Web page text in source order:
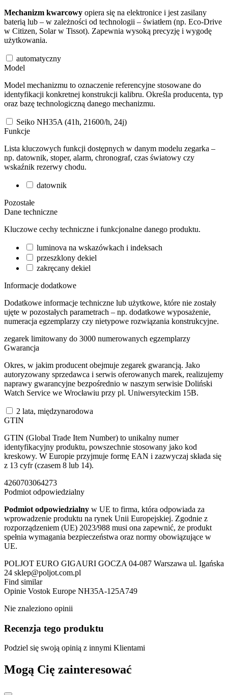
Mechanizm kwarcowy opiera się na elektronice i jest zasilany
baterią lub – w zależności od technologii – światłem (np. Eco-Drive
w Citizen, Solar w Tissot). Zapewnia wysoką precyzję i wygodę
użytkowania.
automatyczny
Model
Model mechanizmu to oznaczenie referencyjne stosowane do
identyfikacji konkretnej konstrukcji kalibru. Określa producenta, typ
oraz bazę technologiczną danego mechanizmu.
Seiko NH35A (41h, 21600/h, 24j)
Funkcje
Lista kluczowych funkcji dostępnych w danym modelu zegarka –
np. datownik, stoper, alarm, chronograf, czas światowy czy
wskaźnik rezerwy chodu.
datownik
Pozostałe
Dane techniczne
Kluczowe cechy techniczne i funkcjonalne danego produktu.
luminova na wskazówkach i indeksach
przeszklony dekiel
zakręcany dekiel
Informacje dodatkowe
Dodatkowe informacje techniczne lub użytkowe, które nie zostały
ujęte w pozostałych parametrach – np. dodatkowe wyposażenie,
numeracja egzemplarzy czy nietypowe rozwiązania konstrukcyjne.
zegarek limitowany do 3000 numerowanych egzemplarzy
Gwarancja
Okres, w jakim producent obejmuje zegarek gwarancją. Jako
autoryzowany sprzedawca i serwis oferowanych marek, realizujemy
naprawy gwarancyjne bezpośrednio w naszym serwisie Doliński
Watch Service we Wrocławiu przy pl. Uniwersyteckim 15B.
2 lata, międzynarodowa
GTIN
GTIN (Global Trade Item Number) to unikalny numer
identyfikacyjny produktu, powszechnie stosowany jako kod
kreskowy. W Europie przyjmuje formę EAN i zazwyczaj składa się
z 13 cyfr (czasem 8 lub 14).
4260703064273
Podmiot odpowiedzialny
Podmiot odpowiedzialny w UE to firma, która odpowiada za
wprowadzenie produktu na rynek Unii Europejskiej. Zgodnie z
rozporządzeniem (UE) 2023/988 musi ona zapewnić, że produkt
spełnia wymagania bezpieczeństwa oraz normy obowiązujące w
UE.
POLJOT EURO GIGAURI GOCZA 04-087 Warszawa ul. Igańska
24 sklep@poljot.com.pl
Find similar
Opinie Vostok Europe NH35A-125A749
Nie znaleziono opinii
Recenzja tego produktu
Podziel się swoją opinią z innymi Klientami
Mogą Cię zainteresować